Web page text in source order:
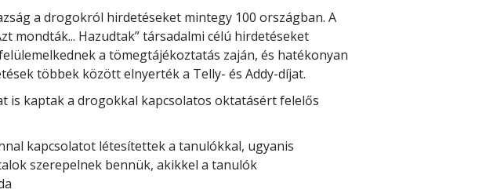
a drogokról hirdetéseket mintegy 100 országban. A
mondták... Hazudtak” társadalmi célú hirdetéseket
a tömegtájékoztatás zaján, és hatékonyan
többek között elnyerték a Telly- és Addy-díjat.
is kaptak a drogokkal kapcsolatos oktatásért felelős
kapcsolatot létesítettek a tanulókkal, ugyanis
szerepelnek bennük, akikkel a tanulók